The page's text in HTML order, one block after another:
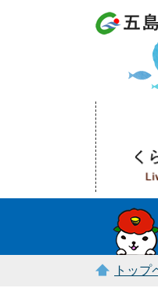
トップ